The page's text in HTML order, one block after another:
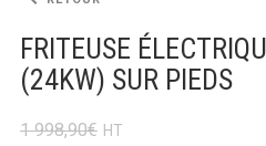
SOUBASSEMENT
TABLE DE PRÉPARATION
TABLE DE
FRITEUSE
(24KW) SUR PIEDS
1 998,90€